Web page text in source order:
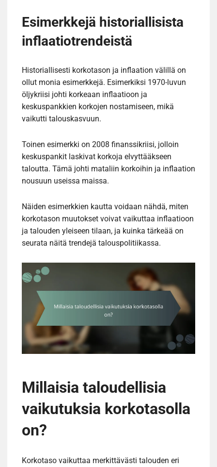
Esimerkkejä historiallisista
inflaatiotrendeistä
Historiallisesti korkotason ja inflaation välillä on
ollut monia esimerkkejä. Esimerkiksi 1970-luvun
öljykriisi johti korkeaan inflaatioon ja
keskuspankkien korkojen nostamiseen, mikä
vaikutti talouskasvuun.
Toinen esimerkki on 2008 finanssikriisi, jolloin
keskuspankit laskivat korkoja elvyttääkseen
taloutta. Tämä johti mataliin korkoihin ja inflaation
nousuun useissa maissa.
Näiden esimerkkien kautta voidaan nähdä, miten
korkotason muutokset voivat vaikuttaa inflaatioon
ja talouden yleiseen tilaan, ja kuinka tärkeää on
seurata näitä trendejä talouspolitiikassa.
Millaisia taloudellisia
vaikutuksia korkotasolla
on?
Korkotaso vaikuttaa merkittävästi talouden eri